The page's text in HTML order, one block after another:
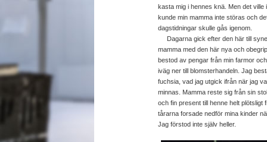
kasta mig i hennes knä. Men det
kunde min mamma inte störas och
dagstidningar skulle gås igenom.
Dagarna gick efter den här till
mamma med den här nya och
bestod av pengar från min farmor
iväg ner till blomsterhandeln. Jag
fuchsia, vad jag utgick ifrån när jag
minnas. Mamma reste sig från sin
och fin present till henne helt
tårarna forsade nedför mina kinder
Jag förstod inte själv heller.